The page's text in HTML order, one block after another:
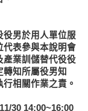
役男於用人單位服
代表參與本說明會
產業訓儲替代役役
知所屬役男知
相關作業之責。
30 14:00~16:00